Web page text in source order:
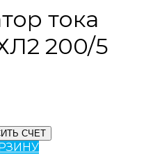
тока
200/5
СЧЕТ